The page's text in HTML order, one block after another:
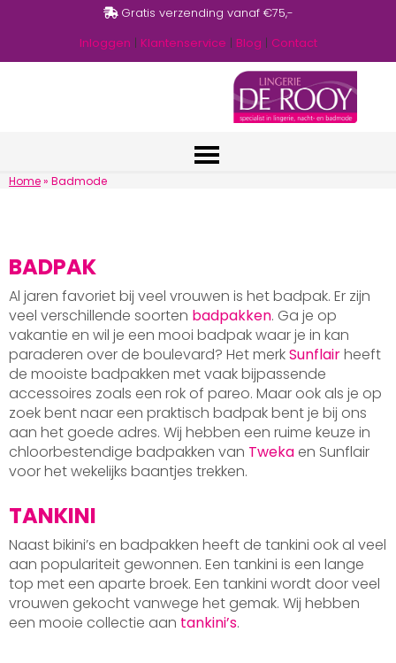
Gratis verzending vanaf €75,-
Inloggen | Klantenservice | Blog | Contact
Home» Badmode
BADPAK
Al jaren favoriet bij veel vrouwen is het badpak. Er zijn
veel verschillende soorten badpakken. Ga je op
vakantie en wil je een mooi badpak waar je in kan
paraderen over de boulevard? Het merkSunflairheeft
de mooiste badpakken met vaak bijpassende
accessoires zoals een rok of pareo. Maar ook als je op
zoek bent naar een praktisch badpak bent je bij ons
aan het goede adres. Wij hebben een ruime keuze in
chloorbestendige badpakken van Tweka en Sunflair
voor het wekelijks baantjes trekken.
TANKINI
Naast bikini’s en badpakken heeft de tankini ook al veel
aan populariteit gewonnen. Een tankini is een lange
top met een aparte broek. Een tankini wordt door veel
vrouwen gekocht vanwege het gemak. Wij hebben
een mooie collectie aan tankini’s.